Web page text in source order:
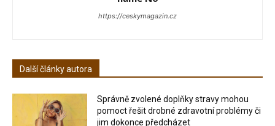
https://ceskymagazin.cz
Další články autora
Správně zvolené doplňky stravy mohou
pomoct řešit drobné zdravotní problémy či
jim dokonce předcházet